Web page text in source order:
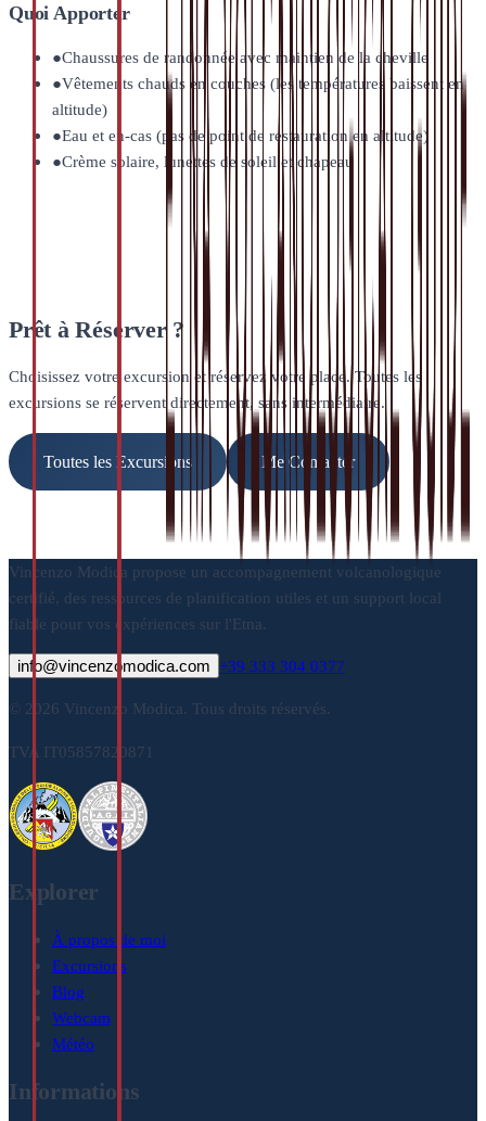
Quoi Apporter
●Chaussures de randonnée avec maintien de la cheville
●Vêtements chauds en couches (les températures baissent en
altitude)
●Eau et en-cas (pas de point de restauration en altitude)
●Crème solaire, lunettes de soleil et chapeau
Prêt à Réserver ?
Choisissez votre excursion et réservez votre place. Toutes les
excursions se réservent directement, sans intermédiaire.
Toutes les Excursions Me Contacter
Vincenzo Modica propose un accompagnement volcanologique
certifié, des ressources de planification utiles et un support local
fiable pour vos expériences sur l'Etna.
info@vincenzomodica.com +39 333 304 0377
© 2026 Vincenzo Modica. Tous droits réservés.
TVA IT05857820871
Explorer
À propos de moi
Excursions
Blog
Webcam
Météo
Informations